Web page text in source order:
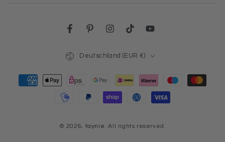
FacebookPinterestInstagram
TikTokYouTube
© 2026, taynie. All rights reserved.
Deutschland (EUR €)
Zahlungsmöglichkeiten